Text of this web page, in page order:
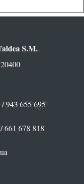
S.M.
/ 943 655 695
661 678 818